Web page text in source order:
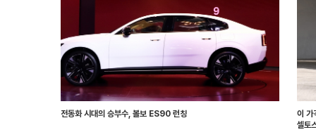
전동화 시대의 승부수, 볼보 ES90 런칭
이 가
셀토